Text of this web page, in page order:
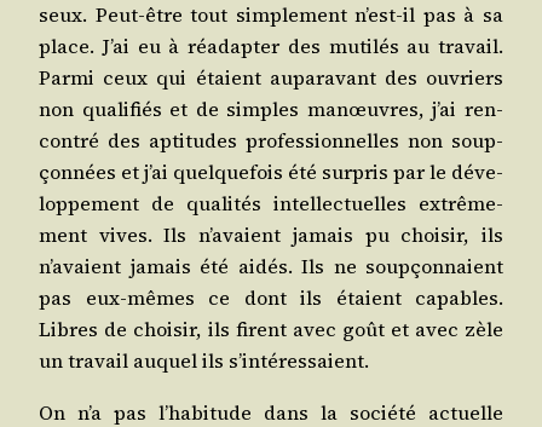
seux. Peut-être tout sim­ple­ment n’est-il pas à sa
place. J’ai eu à réadap­ter des muti­lés au tra­vail.
Par­mi ceux qui étaient aupa­ra­vant des ouvriers
non qua­li­fiés et de simples manœuvres, j’ai ren­
con­tré des apti­tudes pro­fes­sion­nelles non soup­
çon­nées et j’ai quel­que­fois été sur­pris par le déve­
lop­pe­ment de qua­li­tés intel­lec­tuelles extrê­me­
ment vives. Ils n’avaient jamais pu choi­sir, ils
n’avaient jamais été aidés. Ils ne soup­çon­naient
pas eux-mêmes ce dont ils étaient capables.
Libres de choi­sir, ils firent avec goût et avec zèle
un tra­vail auquel ils s’intéressaient.
On n’a pas l’habitude dans la socié­té actuelle